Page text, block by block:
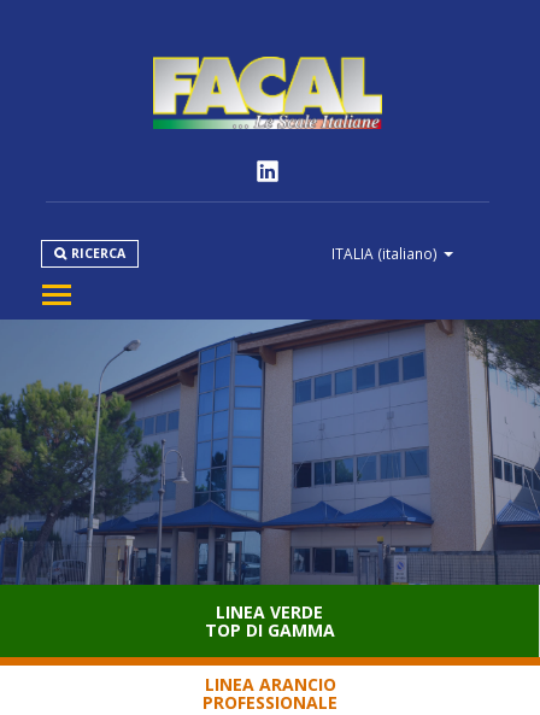
ITALIA (italiano)
RICERCA
PRODOTTI
NORMATIVE
MEDIA
DOWNLOAD
SERVIZIO CLIENTI
LINEA VERDE
TOP DI GAMMA
LINEA ARANCIO
PROFESSIONALE